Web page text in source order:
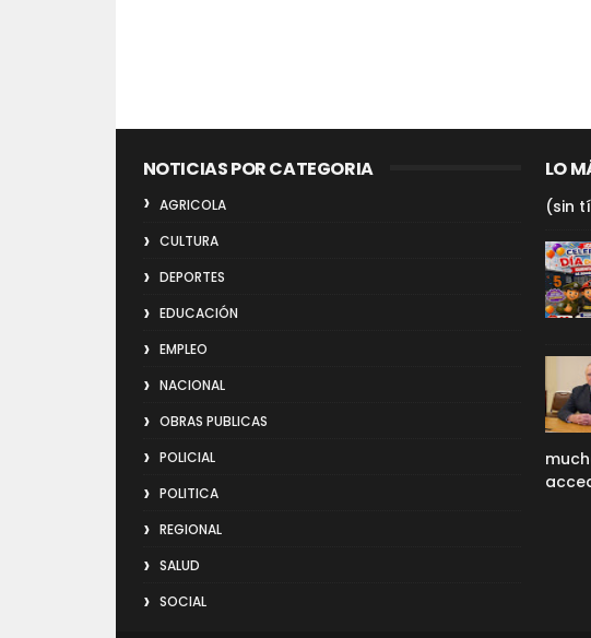
NOTICIAS POR CATEGORIA
AGRICOLA
CULTURA
DEPORTES
EDUCACIÓN
EMPLEO
NACIONAL
OBRAS PUBLICAS
POLICIAL
POLITICA
REGIONAL
SALUD
SOCIAL
LO
(sin